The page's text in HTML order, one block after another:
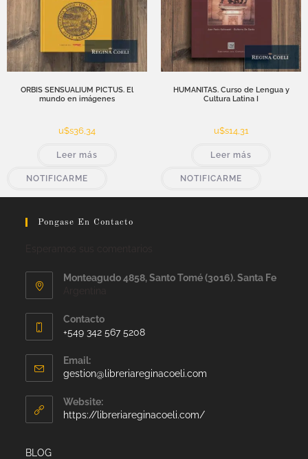
ORBIS SENSUALIUM PICTUS. El
mundo en imágenes
u$s36,34
Leer más
NOTIFICARME
HUMANITAS. Curso de Lengua y
Cultura Latina I
u$s14,31
Leer más
NOTIFICARME
Pongase En Contacto
Monteagudo 4858, Santo Tomé (3016). Santa Fe
Contacto
+549 342 567 5208
Email:
gestion@libreriareginacoeli.com
Website:
https://libreriareginacoeli.com/
BLOG